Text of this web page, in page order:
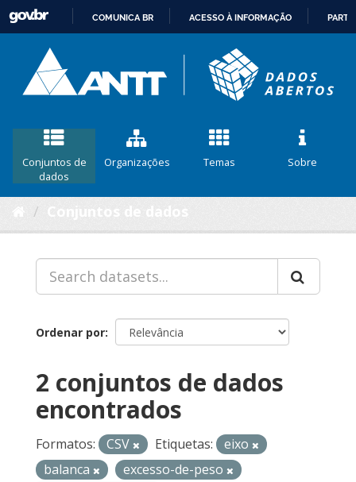
CONTEÚDO
COMUNICA BR ACESSO À INFORMAÇÃO
Conjuntos de
dados
Organizações Temas Sobre
Ordenar por
2 conjuntos de dados
encontrados
Formatos: CSV Etiquetas:
eixo
balanca
excesso-de-peso